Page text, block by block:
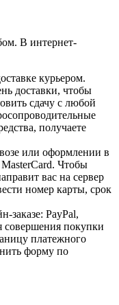
В интернет-
курьером.
доставки, чтобы
сдачу с любой
получаете
или оформлении в
Чтобы
вас на сервер
номер карты, срок
заказе: PayPal,
совершения покупки
платежного
форму по